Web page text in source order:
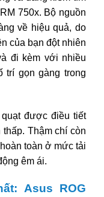
750x. Bộ nguồn
về hiệu quả, do
của bạn đột nhiên
đi kèm với nhiều
trí gọn gàng trong
được điều tiết
Thậm chí còn
toàn ở mức tải
êm ái.
Asus ROG